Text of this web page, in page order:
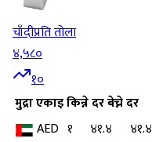
चाँदीप्रति तोला
४,५८०
१०
मुद्राएकाइकिन्ने दरबेच्ने दर
AED १ ४१.४
४१.४